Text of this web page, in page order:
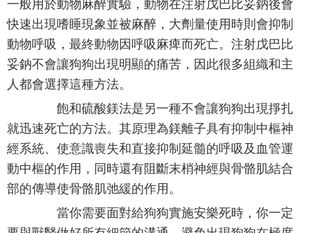
一般用於動物麻醉實驗，動物在注射戊巴比妥鈉後會
快速出現嗜睡現象並被麻醉，大劑量使用時則會抑制
動物呼吸，最終動物因呼吸麻痺而死亡。注射戊巴比
妥鈉不會讓狗狗出現明顯的痛苦，因此很多組織和主
人都會選擇這種方法。
飽和硫酸鎂法是另一種不會讓狗狗出現掙扎
就迅速死亡的方法。其原理為鎂離子具有抑制中樞神
經系統、使意識喪失和直接抑制延髓的呼吸及血管運
動中樞的作用，同時還有阻斷末梢神經與骨骼肌結合
部的傳導使骨骼肌弛緩的作用。
當你需要面對給狗狗實施安樂死時，你一定